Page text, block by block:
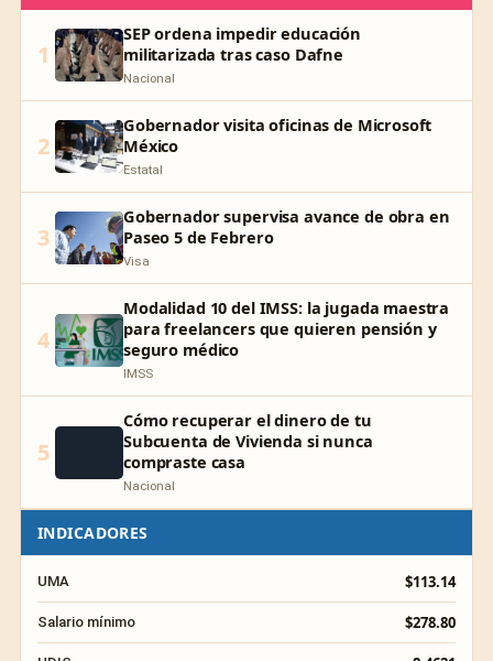
1
SEP ordena impedir educación
militarizada tras caso Dafne
Nacional
2
Gobernador visita oficinas de Microsoft
México
Estatal
3
Gobernador supervisa avance de obra en
Paseo 5 de Febrero
Visa
4
Modalidad 10 del IMSS: la jugada maestra
para freelancers que quieren pensión y
seguro médico
IMSS
5
Cómo recuperar el dinero de tu
Subcuenta de Vivienda si nunca
compraste casa
Nacional
INDICADORES
UMA $113.14
Salario mínimo $278.80